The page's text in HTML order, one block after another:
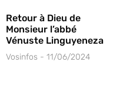
Retour à Dieu de
Monsieur l’abbé
Vénuste Linguyeneza
Vosinfos 11/06/2024